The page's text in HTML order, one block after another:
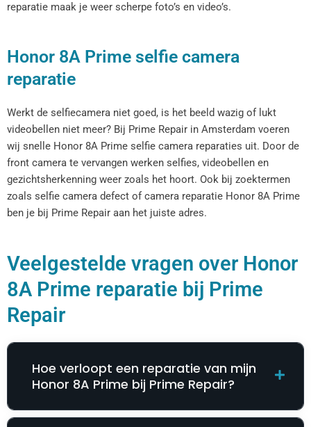
reparatie maak je weer scherpe foto’s en video’s.
Honor 8A Prime selfie camera
reparatie
Werkt de selfiecamera niet goed, is het beeld wazig of lukt
videobellen niet meer? Bij Prime Repair in Amsterdam voeren
wij snelle Honor 8A Prime selfie camera reparaties uit. Door de
front camera te vervangen werken selfies, videobellen en
gezichtsherkenning weer zoals het hoort. Ook bij zoektermen
zoals selfie camera defect of camera reparatie Honor 8A Prime
ben je bij Prime Repair aan het juiste adres.
Veelgestelde vragen over Honor
8A Prime reparatie bij Prime
Repair
Hoe verloopt een reparatie van mijn
Honor 8A Prime bij Prime Repair?